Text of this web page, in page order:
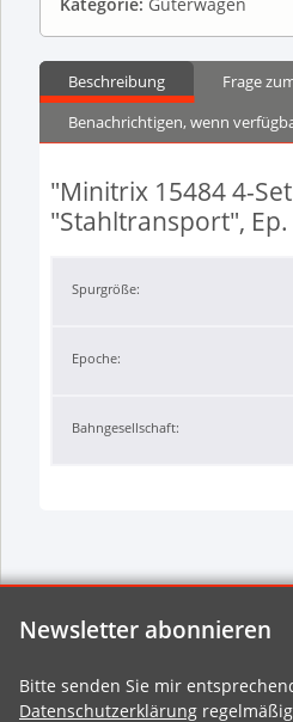
Beschreibung
Frage
Benachrichtigen, wenn
"Minitrix 15484 4-
"Stahltransport", Ep.
Spurgröße:
Epoche:
Bahngesellschaft:
Newsletter abonnieren
Bitte senden Sie mir
Datenschutzerklärung